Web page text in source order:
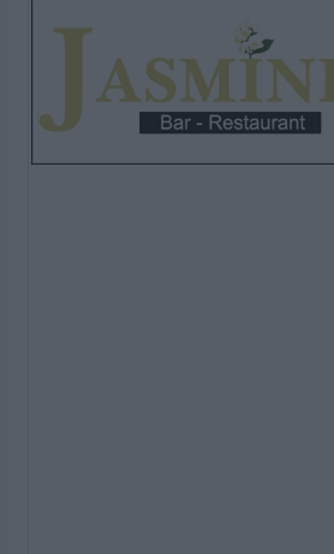
Υπεγράφη η σύμβαση του έργου
για την αποκατάσταση ζημιών στο
οδικό δίκτυο των Τ.Κ.
Βραγκιανών, Στεφανιάδας,
Καρυάς, Ελληνικών και Δροσάτου